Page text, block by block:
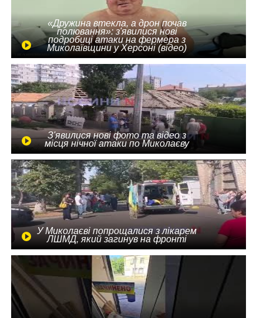
«Дружина втекла, а дрон почав
полювання»: з'явилися нові
подробиці атаки на фермера з
Миколаївщини у Херсоні (відео)
З'явилися нові фото та відео з
місця нічної атаки по Миколаєву
У Миколаєві попрощалися з лікарем
ЛШМД, який загинув на фронті